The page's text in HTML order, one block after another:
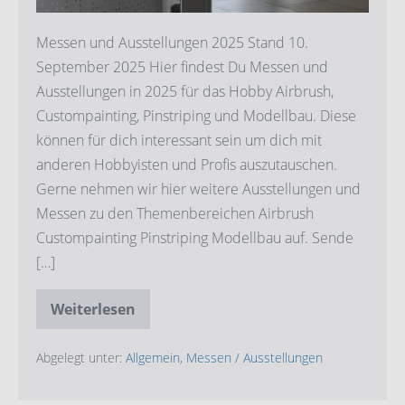
Messen und Ausstellungen 2025 Stand 10.
September 2025 Hier findest Du Messen und
Ausstellungen in 2025 für das Hobby Airbrush,
Custompainting, Pinstriping und Modellbau. Diese
können für dich interessant sein um dich mit
anderen Hobbyisten und Profis auszutauschen.
Gerne nehmen wir hier weitere Ausstellungen und
Messen zu den Themenbereichen Airbrush
Custompainting Pinstriping Modellbau auf. Sende
[…]
Weiterlesen
Messen
2025
Abgelegt unter: Allgemein, Messen / Ausstellungen